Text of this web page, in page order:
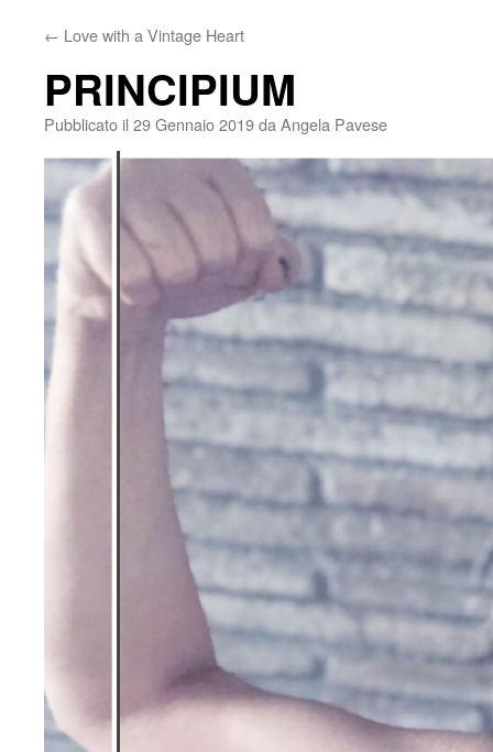
← Love with a Vintage Heart
PRINCIPIUM
Pubblicato il 29 Gennaio 2019da Angela Pavese